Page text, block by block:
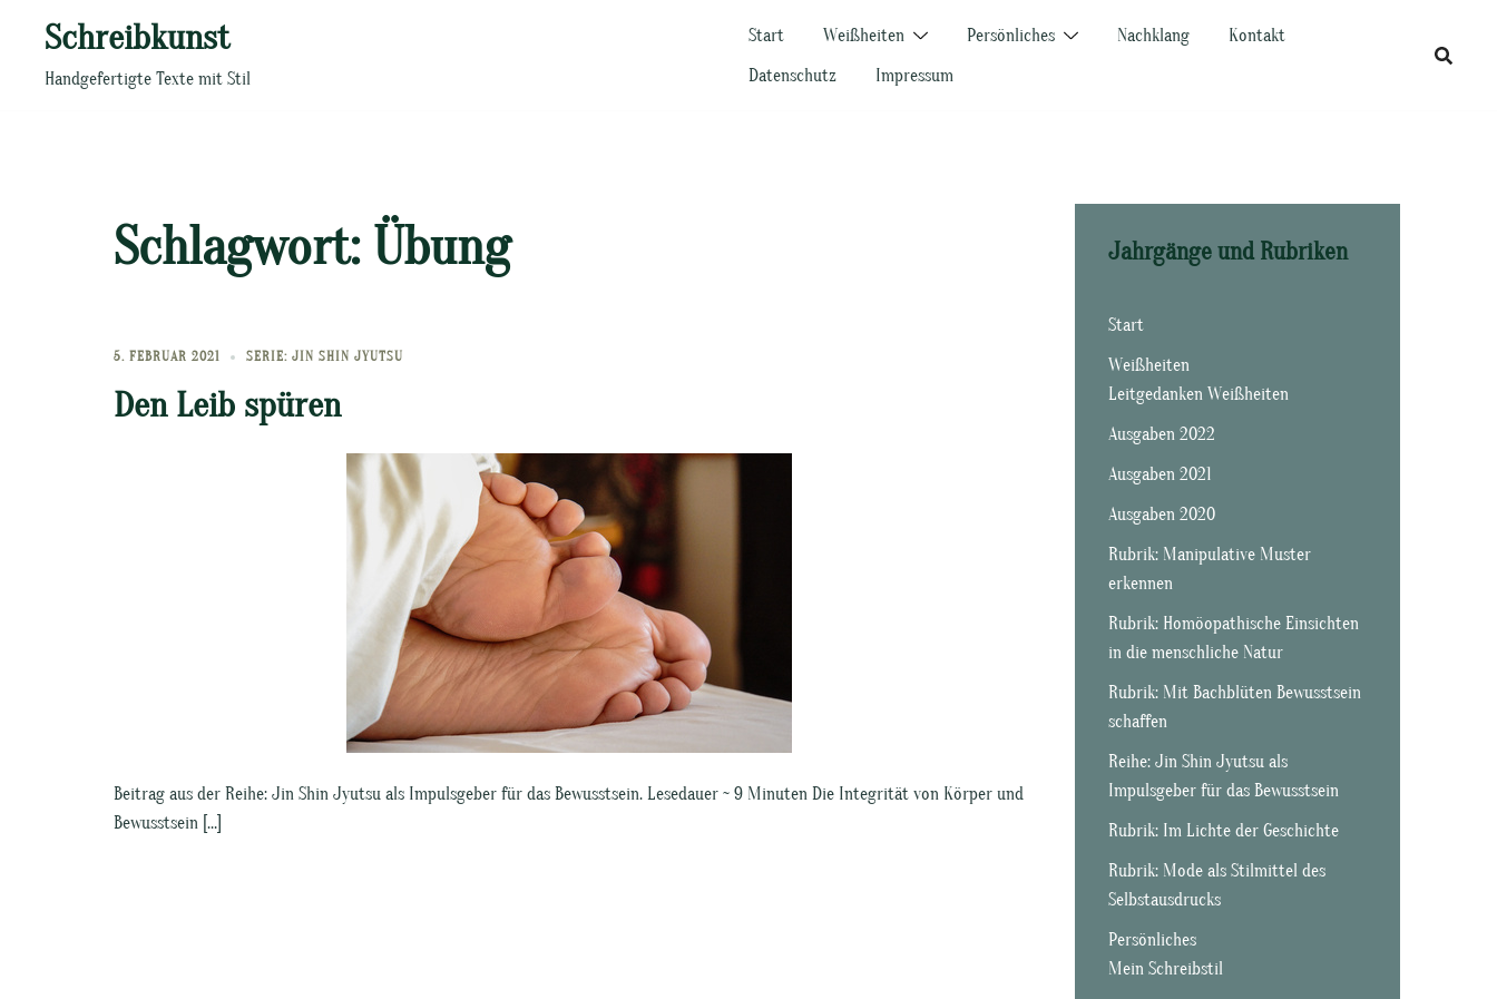
springen
Schreibkunst
Handgefertigte Texte mit Stil
Start Weißheiten Persönliches Nachklang
Kontakt
Datenschutz
Impressum
Schlagwort: Übung
5. FEBRUAR 2021 SERIE: JIN SHIN JYUTSU
Den Leib spüren
Beitrag aus der Reihe: Jin Shin Jyutsu als Impulsgeber für das Bewusstsein. Lesedauer ~ 9 Minuten Die Integrität von Körper und
Bewusstsein […]
Jahrgänge und Rubriken
Start
Weißheiten
Leitgedanken Weißheiten
Ausgaben 2022
Ausgaben 2021
Ausgaben 2020
Rubrik: Manipulative Muster
erkennen
Rubrik: Homöopathische Einsichten
in die menschliche Natur
Rubrik: Mit Bachblüten Bewusstsein
schaffen
Reihe: Jin Shin Jyutsu als
Impulsgeber für das Bewusstsein
Rubrik: Im Lichte der Geschichte
Rubrik: Mode als Stilmittel des
Selbstausdrucks
Persönliches
Mein Schreibstil